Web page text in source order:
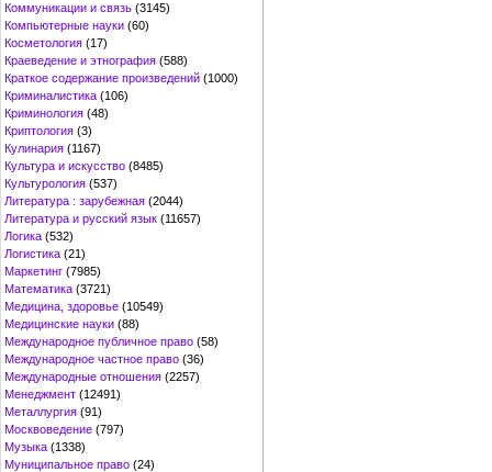
Коммуникации и связь (3145)
Компьютерные науки (60)
Косметология (17)
Краеведение и этнография (588)
Краткое содержание произведений (1000)
Криминалистика (106)
Криминология (48)
Криптология (3)
Кулинария (1167)
Культура и искусство (8485)
Культурология (537)
Литература : зарубежная (2044)
Литература и русский язык (11657)
Логика (532)
Логистика (21)
Маркетинг (7985)
Математика (3721)
Медицина, здоровье (10549)
Медицинские науки (88)
Международное публичное право (58)
Международное частное право (36)
Международные отношения (2257)
Менеджмент (12491)
Металлургия (91)
Москвоведение (797)
Музыка (1338)
Муниципальное право (24)